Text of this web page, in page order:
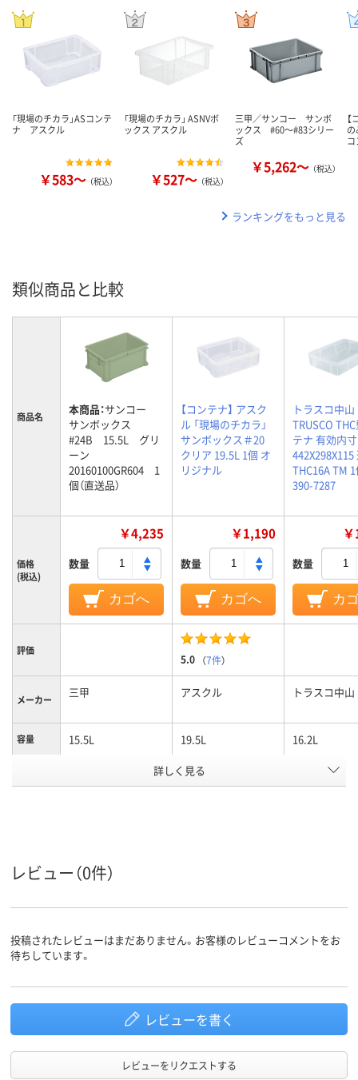
「現場のチカラ」ASコンテ
ナ アスクル
￥583～ （税込）
「現場のチカラ」 ASNVボ
ックス アスクル
￥527～ （税込）
三甲／サンコー サンボ
ックス #60～#83シリー
ズ
￥5,262～ （税込）
の
ランキングをもっと見る
類似商品と比較
商品名 本商品：サンコー
サンボックス
#24B 15.5L グリ
ーン
20160100GR604 1
個（直送品）
【コンテナ】 アスク
ル 「現場のチカラ」
サンボックス＃20
クリア 19.5L 1個 オ
リジナル
トラスコ中山
TRUSCO
テナ 有効内寸
442X298X115
THC16A TM
390-7287
価格
(税込)
￥4,235
数量
カゴへ
￥1,190
数量
カゴへ
数量
カ
評価
5.0 （7件）
メーカー 三甲 アスクル トラスコ中山
容量 15.5L 19.5L 16.2L
ポリプロピレン
スコア
詳しく見る
レビュー（0件）
投稿されたレビューはまだありません。お客様のレビューコメントをお
待ちしています。
レビューを書く
レビューをリクエストする